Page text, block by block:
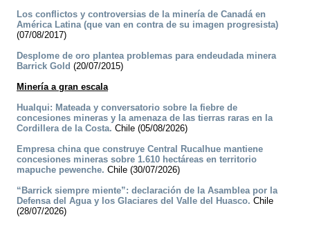
Los conflictos y controversias de la minería de Canadá en
América Latina (que van en contra de su imagen progresista)
(07/08/2017)
Desplome de oro plantea problemas para endeudada minera
Barrick Gold (20/07/2015)
Minería a gran escala
Hualqui: Mateada y conversatorio sobre la fiebre de
concesiones mineras y la amenaza de las tierras raras en la
Cordillera de la Costa. Chile (05/08/2026)
Empresa china que construye Central Rucalhue mantiene
concesiones mineras sobre 1.610 hectáreas en territorio
mapuche pewenche. Chile (30/07/2026)
“Barrick siempre miente”: declaración de la Asamblea por la
Defensa del Agua y los Glaciares del Valle del Huasco. Chile
(28/07/2026)